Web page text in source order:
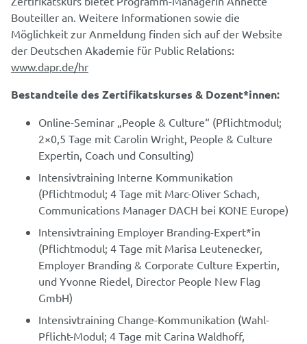
Bouteiller an. Weitere Informationen sowie die
Möglichkeit zur Anmeldung finden sich auf der Website
der Deutschen Akademie für Public Relations:
www.dapr.de/hr
Bestandteile des Zertifikatskurses & Dozent*innen:
Online-Seminar „People & Culture“ (Pflichtmodul;
2×0,5 Tage mit Carolin Wright, People & Culture
Expertin, Coach und Consulting)
Intensivtraining Interne Kommunikation
(Pflichtmodul; 4 Tage mit Marc-Oliver Schach,
Communications Manager DACH bei KONE Europe)
Intensivtraining Employer Branding-Expert*in
(Pflichtmodul; 4 Tage mit Marisa Leutenecker,
Employer Branding & Corporate Culture Expertin,
und Yvonne Riedel, Director People New Flag
GmbH)
Intensivtraining Change-Kommunikation (Wahl-
Pflicht-Modul; 4 Tage mit Carina Waldhoff,